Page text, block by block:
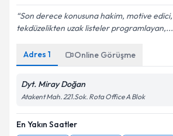
Son derece konusuna hakim, motive edici,
tekdüzelikten uzak listeler programlayan,...
Adres 1 Online Görüşme
Dyt. Miray Doğan
Atakent Mah. 221.Sok. Rota Office A Blok
En Yakın Saatler